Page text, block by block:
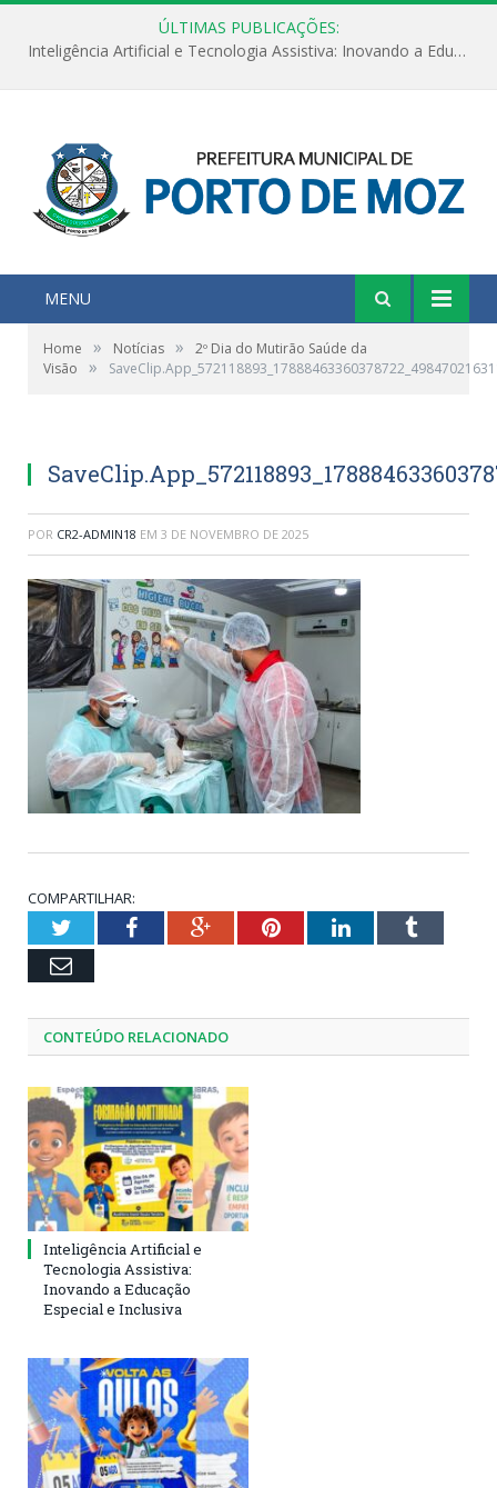
ÚLTIMAS PUBLICAÇÕES:
Inteligência Artificial e Tecnologia Assistiva: Inovando a Educação Especial e Inclusiva
MENU
Home » Notícias »
2º Dia do Mutirão Saúde da
Visão
»
POR CR2-ADMIN18 EM 3 DE NOVEMBRO DE 2025
COMPARTILHAR:
TwitterFacebookGoogle+PinterestLinkedInTumblr
Email
CONTEÚDO RELACIONADO
Inteligência Artificial e
Tecnologia Assistiva:
Inovando a Educação
Especial e Inclusiva